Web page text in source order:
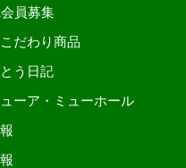
員募集
だわり商品
う日記
ーア・ミューホール